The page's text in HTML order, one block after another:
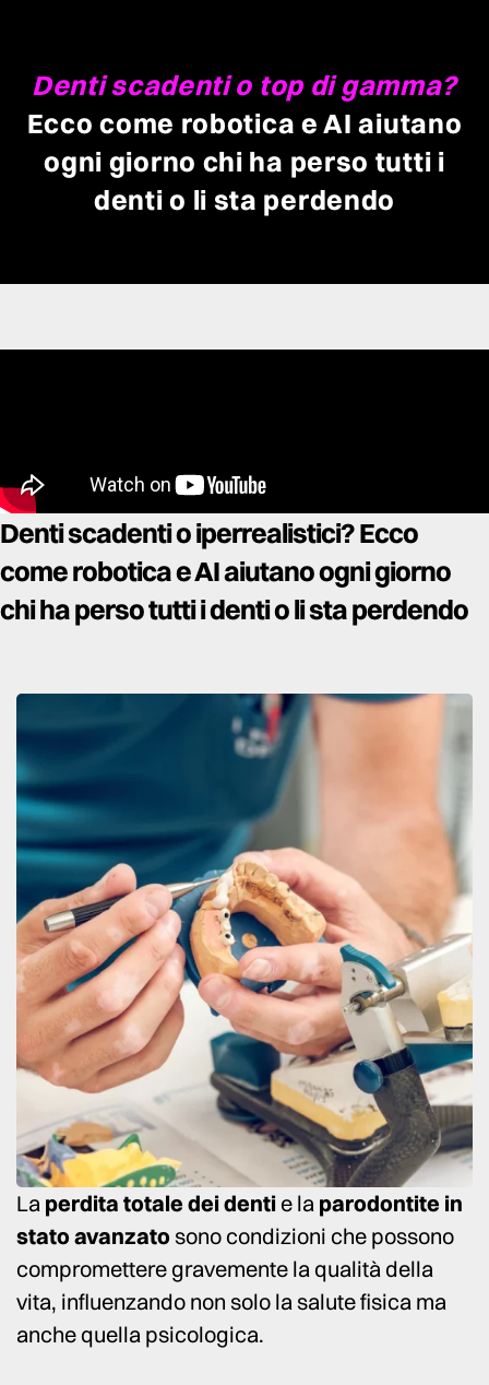
Denti scadenti o top di gamma?
Ecco come robotica e AI aiutano
ogni giorno chi ha perso tutti i
denti o li sta perdendo
Denti scadenti o iperrealistici? Ecco
come robotica e AI aiutano ogni giorno
chi ha perso tutti i denti o li sta perdendo
La perdita totale dei denti e la parodontite in
stato avanzatosono condizioni che possono
compromettere gravemente la qualità della
vita, influenzando non solo la salute fisica ma
anche quella psicologica.